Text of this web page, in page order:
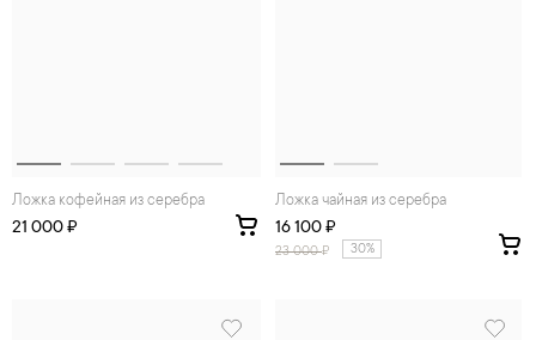
Ложка кофейная из серебра
21 000 ₽
Ложка чайная из серебра
16 100 ₽
23 000₽ 30%